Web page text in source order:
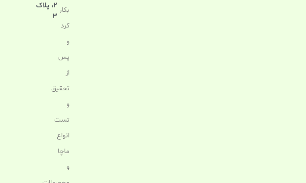
بکار
کرد
و
پس
از
تحقیق
و
تست
انواع
ماچا
و
2، پلاک
3